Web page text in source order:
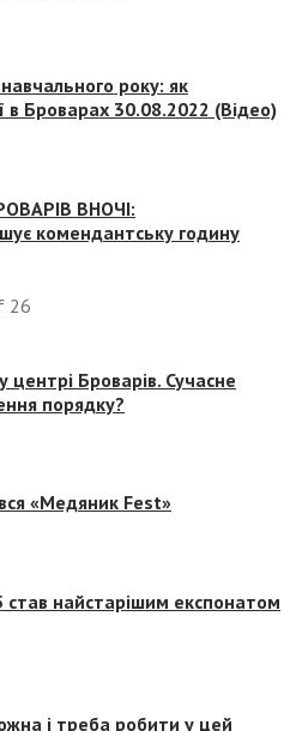
року: як
в Броварах 30.08.2022 (Відео)
ВНОЧІ:
комендантську годину
26
Броварів. Сучасне
порядку?
«Медяник Fest»
став найстарішим експонатом
і треба робити у цей